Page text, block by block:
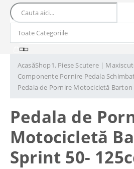
AcasăShop1. Piese Scutere |
Componente Pornire Pedala
Pedala de Pornire Motocicletă Barton
Pedala de
Motocicletă
Sprint 50-